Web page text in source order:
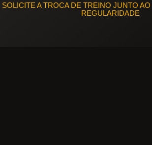
SOLICITE A TROCA DE TREINO JUNTO
REGULARIDADE